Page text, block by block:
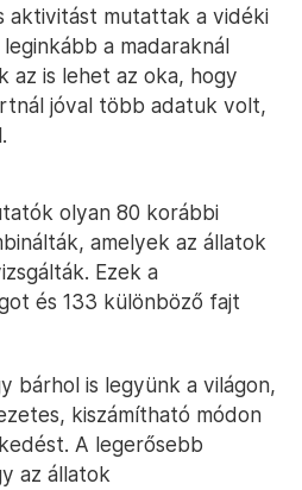
aktivitást mutattak a vidéki
a madaraknál
is lehet az oka, hogy
jóval több adatuk volt,
olyan 80 korábbi
amelyek az állatok
Ezek a
és 133 különböző fajt
bárhol is legyünk a világon,
kiszámítható módon
A legerősebb
az állatok